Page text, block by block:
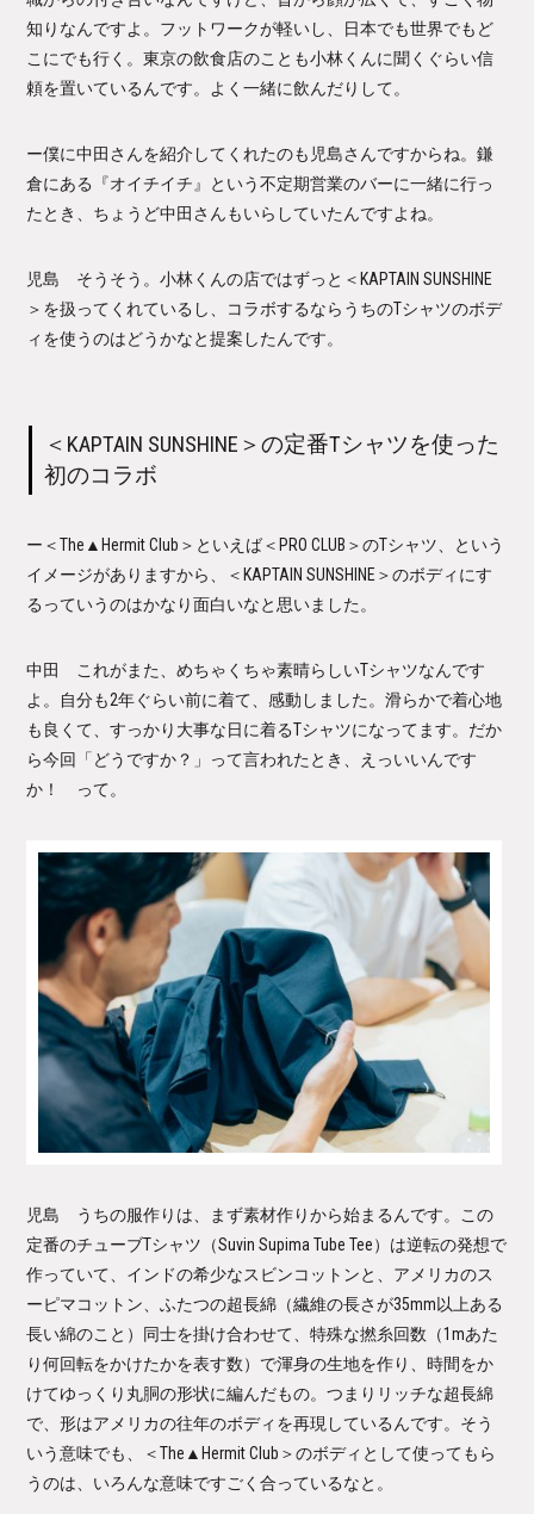
知りなんですよ。フットワークが軽いし、日本でも世界でもど
こにでも行く。東京の飲食店のことも小林くんに聞くぐらい信
頼を置いているんです。よく一緒に飲んだりして。
ー僕に中田さんを紹介してくれたのも児島さんですからね。鎌
倉にある『オイチイチ』という不定期営業のバーに一緒に行っ
たとき、ちょうど中田さんもいらしていたんですよね。
児島 そうそう。小林くんの店ではずっと＜KAPTAIN SUNSHINE
＞を扱ってくれているし、コラボするならうちのTシャツのボデ
ィを使うのはどうかなと提案したんです。
＜KAPTAIN SUNSHINE ＞の定番Tシャツを使った
初のコラボ
ー＜The▲Hermit Club＞といえば＜PRO CLUB＞のTシャツ、という
イメージがありますから、＜KAPTAIN SUNSHINE＞のボディにす
るっていうのはかなり面白いなと思いました。
中田 これがまた、めちゃくちゃ素晴らしいTシャツなんです
よ。自分も2年ぐらい前に着て、感動しました。滑らかで着心地
も良くて、すっかり大事な日に着るTシャツになってます。だか
ら今回「どうですか？」って言われたとき、えっいいんです
か！ って。
児島 うちの服作りは、まず素材作りから始まるんです。この
定番のチューブTシャツ（Suvin Supima Tube Tee）は逆転の発想で
作っていて、インドの希少なスビンコットンと、アメリカのス
ーピマコットン、ふたつの超長綿（繊維の長さが35mm以上ある
長い綿のこと）同士を掛け合わせて、特殊な撚糸回数（1mあた
り何回転をかけたかを表す数）で渾身の生地を作り、時間をか
けてゆっくり丸胴の形状に編んだもの。つまりリッチな超長綿
で、形はアメリカの往年のボディを再現しているんです。そう
いう意味でも、＜The▲Hermit Club＞のボディとして使ってもら
うのは、いろんな意味ですごく合っているなと。